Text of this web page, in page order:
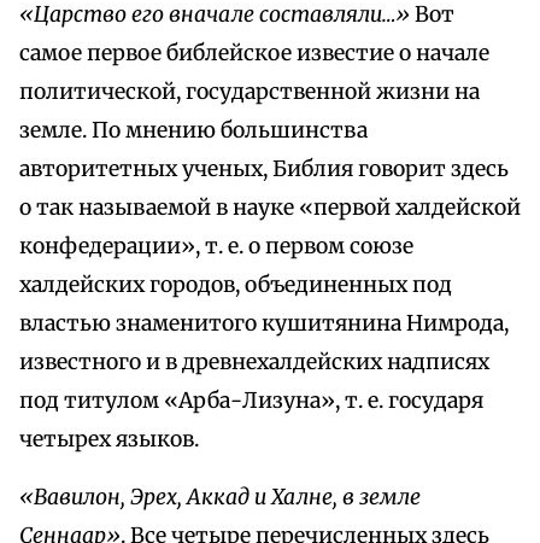
«Царство его вначале составляли…» Вот
самое первое библейское известие о начале
политической, государственной жизни на
земле. По мнению большинства
авторитетных ученых, Библия говорит здесь
о так называемой в науке «первой халдейской
конфедерации», т. е. о первом союзе
халдейских городов, объединенных под
властью знаменитого кушитянина Нимрода,
известного и в древнехалдейских надписях
под титулом «Арба-Лизуна», т. е. государя
четырех языков.
«Вавилон, Эрех, Аккад и Халне, в земле
Сеннаар». Все четыре перечисленных здесь